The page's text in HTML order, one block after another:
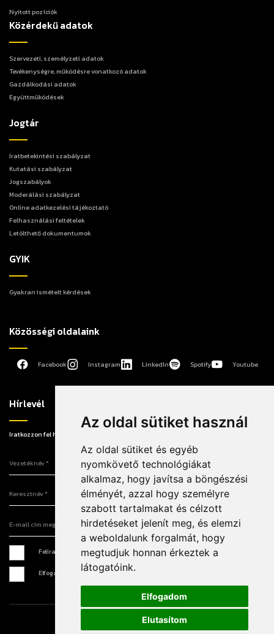
Az oldal sütiket használ
Az oldal sütiket és egyéb
nyomkövető technológiákat
alkalmaz, hogy javítsa a böngészési
élményét, azzal hogy személyre
szabott tartalmakat és célzott
hirdetéseket jelenít meg, és elemzi
a weboldalunk forgalmát, hogy
megtudjuk honnan érkeztek a
látogatóink.
Elfogadom
Elutasítom
Nyitott pozíciók
Közérdekű adatok
Szervezeti, személyzeti adatok
Tevékenységre, működésre vonatkozó adatok
Gazdálkodási adatok
Együttműködések
Jogtár
Iratbetekintési szabályzat
Kutatási szabályzat
Jogszabályok
Moderálási szabályzat
Online adatkezelési tájékoztató
Felhasználási feltételek
Letölthető dokumentumok
GYIK
Gyakran ismételt kérdések
Közösségi oldalaink
Facebook Instagram LinkedIn Spotify Youtube
Hírlevél
Iratkozzon fel hírlevelünkre, hogy elsőként értesüljön a legújabb információkról!
Vezetéknév
Keresztnév
E-mail cím megadása
Feliratkozás hírlevélre *
Elfogadom az Adatkezelési tájékoztatót
SajtóImpresszum